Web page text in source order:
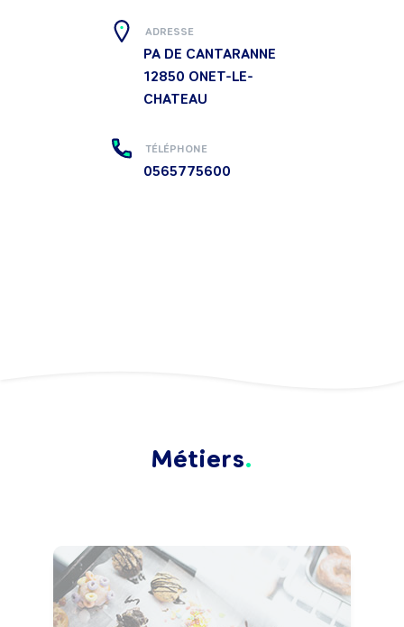
ADRESSE
PA DE CANTARANNE
12850 ONET-LE-
CHATEAU
TÉLÉPHONE
0565775600
Métiers